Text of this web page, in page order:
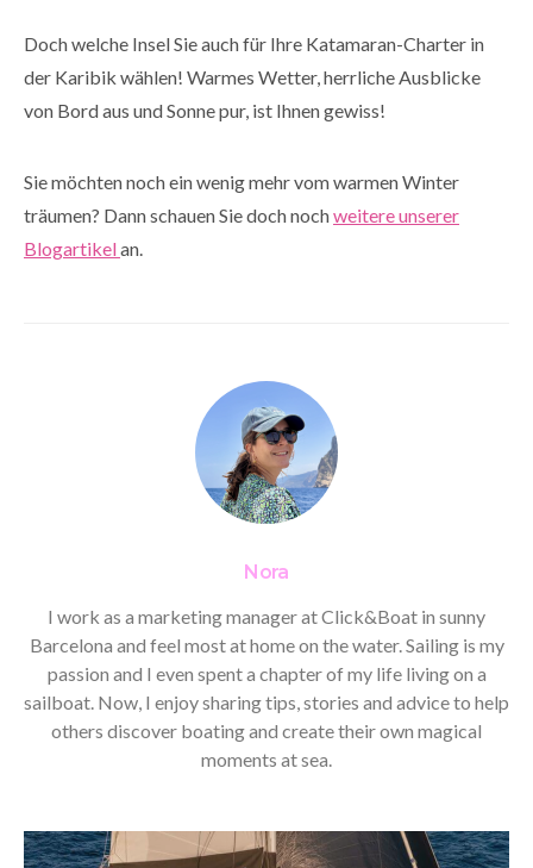
Doch welche Insel Sie auch für Ihre Katamaran-Charter in
der Karibik wählen! Warmes Wetter, herrliche Ausblicke
von Bord aus und Sonne pur, ist Ihnen gewiss!
Sie möchten noch ein wenig mehr vom warmen Winter
träumen? Dann schauen Sie doch nochweitere unserer
Blogartikelan.
Nora
I work as a marketing manager at Click&Boat in sunny
Barcelona and feel most at home on the water. Sailing is my
passion and I even spent a chapter of my life living on a
sailboat. Now, I enjoy sharing tips, stories and advice to help
others discover boating and create their own magical
moments at sea.